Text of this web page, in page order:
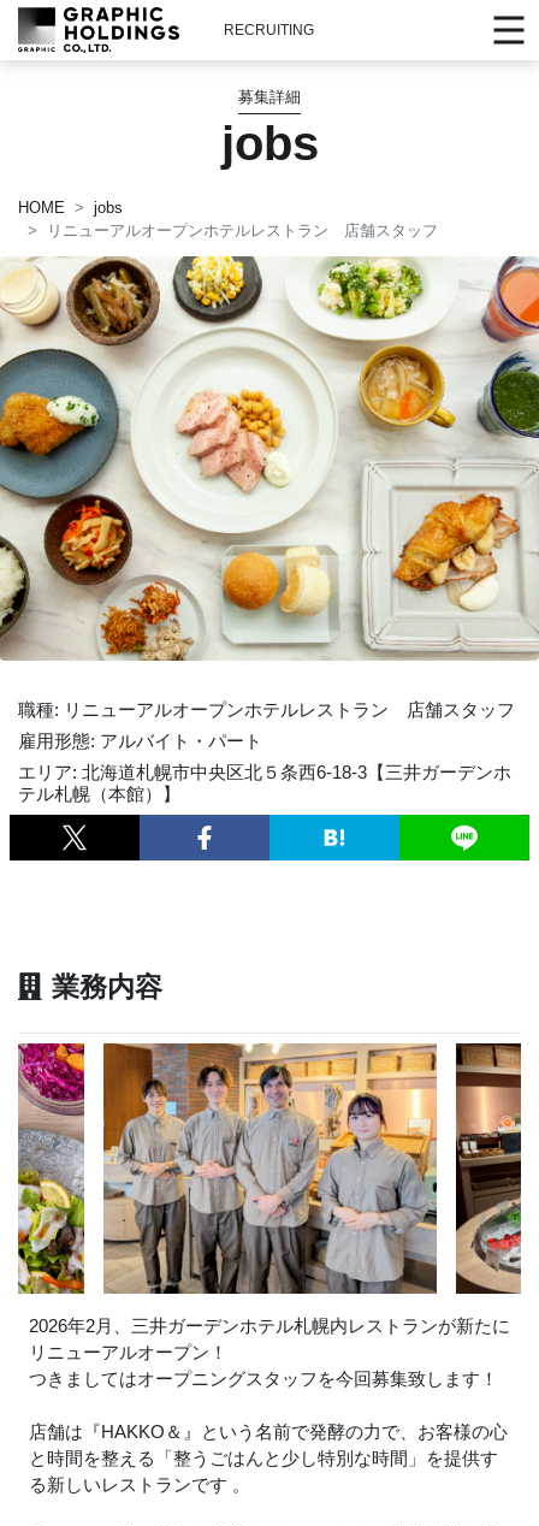
RECRUITING
募集詳細
jobs
HOME
jobs
リニューアルオープンホテルレストラン 店舗スタッフ
職種: リニューアルオープンホテルレストラン 店舗スタッフ
雇用形態: アルバイト・パート
エリア: 北海道札幌市中央区北５条西6-18-3【三井ガーデンホ
テル札幌（本館）】
業務内容
2026年2月、三井ガーデンホテル札幌内レストランが新たに
リニューアルオープン！
つきましてはオープニングスタッフを今回募集致します！
店舗は『HAKKO＆』という名前で発酵の力で、お客様の心
と時間を整える「整うごはんと少し特別な時間」を提供す
る新しいレストランです 。